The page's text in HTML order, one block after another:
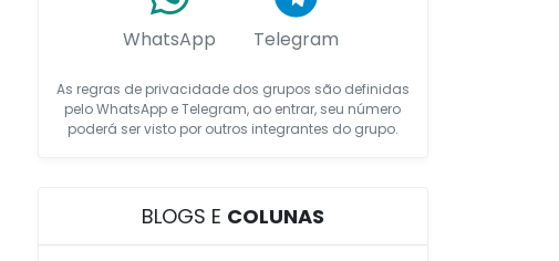
WhatsApp Telegram
As regras de privacidade dos grupos são definidas
pelo WhatsApp e Telegram, ao entrar, seu número
poderá ser visto por outros integrantes do grupo.
BLOGS E COLUNAS